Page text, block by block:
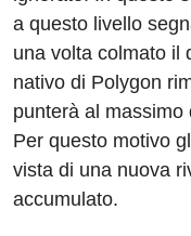
a questo livello
una volta colmato il
nativo di Polygon
punterà al
Per questo motivo
vista di una nuova
accumulato.